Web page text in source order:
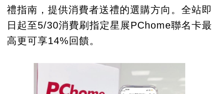
禮指南，提供消費者送禮的選購方向。全站即
日起至5/30消費刷指定星展PChome聯名卡最
高更可享14%回饋。